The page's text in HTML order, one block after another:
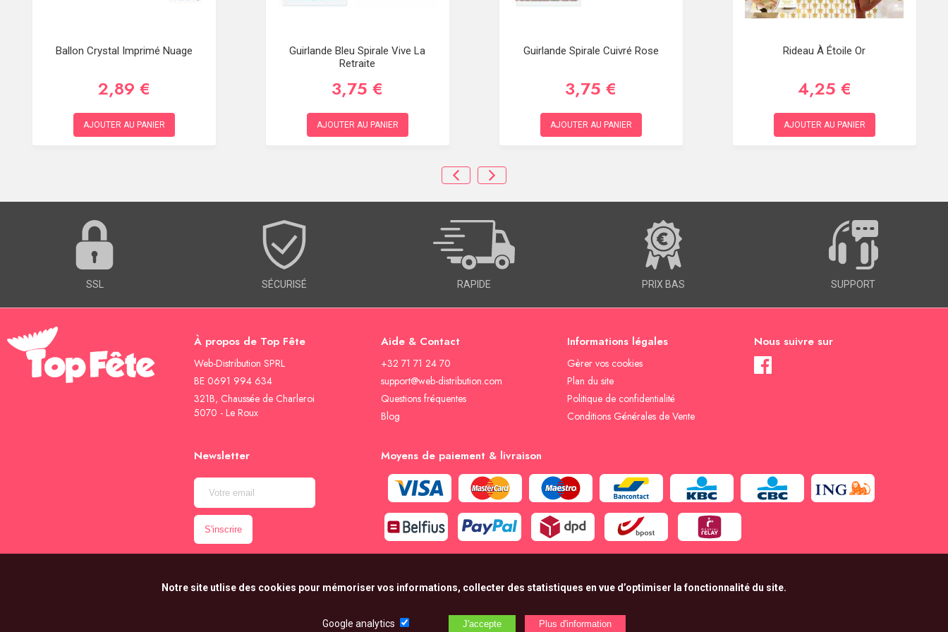
Ballon Crystal Imprimé Nuage
2,89 €
AJOUTER AU PANIER
Guirlande Bleu Spirale Vive La
Retraite
3,75 €
AJOUTER AU PANIER
Guirlande Spirale Cuivré Rose
3,75 €
AJOUTER AU PANIER
Rideau À Étoile Or
4,25 €
AJOUTER AU PANIER
SSL SÉCURISÉ RAPIDE PRIX BAS SUPPORT
À propos de Top Fête
Web-Distribution SPRL
BE 0691 994 634
321B, Chaussée de Charleroi
5070 - Le Roux
Aide & Contact
+32 71 71 24 70
support@web-distribution.com
Questions fréquentes
Blog
Informations légales
Gèrer vos cookies
Plan du site
Politique de confidentialité
Conditions Générales de Vente
Nous suivre sur
Newsletter Moyens de paiement & livraison
Notre site utlise des cookies pour mémoriser vos informations, collecter des statistiques en vue d’optimiser la fonctionnalité du site.
Google analytics